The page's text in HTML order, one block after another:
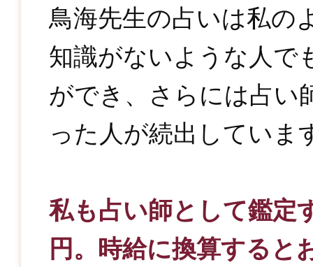
鳥海先生の占いは私の
知識がないような人で
ができ、さらには占い
った人が続出していま
私も占い師として鑑定
円。時給に換算すると